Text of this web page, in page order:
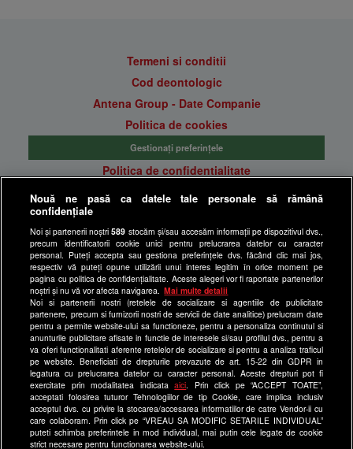
Termeni si conditii
Cod deontologic
Antena Group - Date Companie
Politica de cookies
Gestionați preferințele
Politica de confidentialitate
Anunturi gratuite pe Lajumate.ro
Program Happy Channel
Echipa editorială
Site-uri Antena Group
a1.ro
antenastars.ro
as.ro
catine.ro
chefi.ro
deparinti.ro
medicool.ro
Nouă ne pasă ca datele tale personale să rămână
confidențiale
Noi și partenerii noștri589 stocăm și/sau accesăm informații pe dispozitivul dvs.,
precum identificatorii cookie unici pentru prelucrarea datelor cu caracter
personal. Puteți accepta sau gestiona preferințele dvs. făcând clic mai jos,
respectiv vă puteți opune utilizării unui interes legitim în orice moment pe
pagina cu politica de confidențialitate. Aceste alegeri vor fi raportate partenerilor
noștri și nu vă vor afecta navigarea.
Mai multe detalii
Noi si partenerii nostri (retelele de socializare si agentiile de publicitate
partenere, precum si furnizorii nostri de servicii de date analitice) prelucram date
pentru a permite website-ului sa functioneze, pentru a personaliza continutul si
anunturile publicitare afisate in functie de interesele si/sau profilul dvs., pentru a
va oferi functionalitati aferente retelelor de socializare si pentru a analiza traficul
pe website. Beneficiati de drepturile prevazute de art. 15-22 din GDPR in
legatura cu prelucrarea datelor cu caracter personal. Aceste drepturi pot fi
exercitate prin modalitatea indicataaici . Prin click pe “ACCEPT TOATE”,
acceptati folosirea tuturor Tehnologiilor de tip Cookie, care implica inclusiv
acceptul dvs. cu privire la stocarea/accesarea informatiilor de catre Vendor-ii cu
care colaboram. Prin click pe “VREAU SA MODIFIC SETARILE INDIVIDUAL”
puteti schimba preferintele in mod individual, mai putin cele legate de cookie
strict necesare pentru functionarea website-ului.